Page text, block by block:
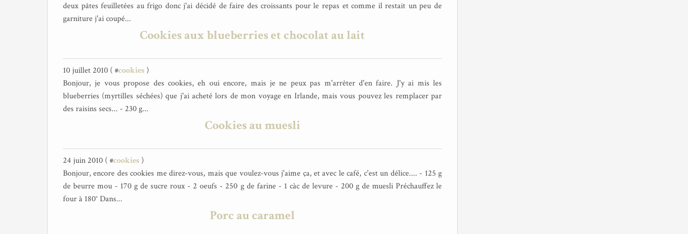
deux pâtes feuilletées au frigo donc j'ai décidé de faire des croissants pour le repas et comme il restait un peu de
garniture j'ai coupé...
Cookies aux blueberries et chocolat au lait
10 juillet 2010 ( #cookies )
Bonjour, je vous propose des cookies, eh oui encore, mais je ne peux pas m'arrêter d'en faire. J'y ai mis les
blueberries (myrtilles séchées) que j'ai acheté lors de mon voyage en Irlande, mais vous pouvez les remplacer par
des raisins secs... - 230 g...
Cookies au muesli
24 juin 2010 ( #cookies )
Bonjour, encore des cookies me direz-vous, mais que voulez-vous j'aime ça, et avec le café, c'est un délice.... - 125 g
de beurre mou - 170 g de sucre roux - 2 oeufs - 250 g de farine - 1 càc de levure - 200 g de muesli Préchauffez le
four à 180° Dans...
Porc au caramel